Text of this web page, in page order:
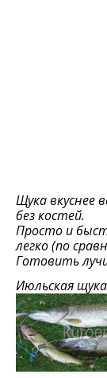
Щука вкуснее
без костей.
Просто и
легко (по
Готовить
Июльская